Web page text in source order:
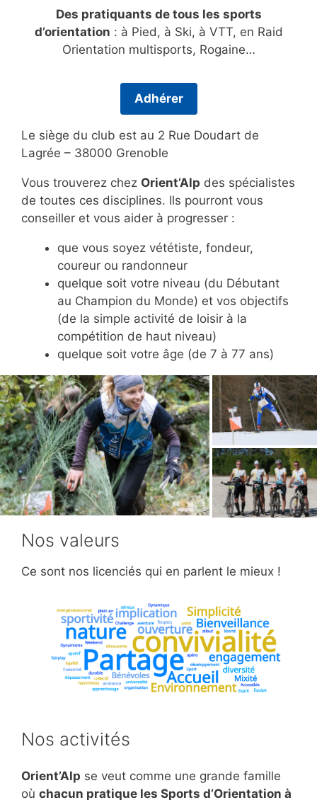
Des pratiquants de tous les sports
d’orientation : à Pied, à Ski, à VTT, en Raid
Orientation multisports, Rogaine…
Adhérer
Le siège du club est au 2 Rue Doudart de
Lagrée – 38000 Grenoble
Vous trouverez chez Orient’Alp des spécialistes
de toutes ces disciplines. Ils pourront vous
conseiller et vous aider à progresser :
que vous soyez vététiste, fondeur,
coureur ou randonneur
quelque soit votre niveau (du Débutant
au Champion du Monde) et vos objectifs
(de la simple activité de loisir à la
compétition de haut niveau)
quelque soit votre âge (de 7 à 77 ans)
Nos valeurs
Ce sont nos licenciés qui en parlent le mieux !
Nos activités
Orient’Alp se veut comme une grande famille
où chacun pratique les Sports d’Orientation à